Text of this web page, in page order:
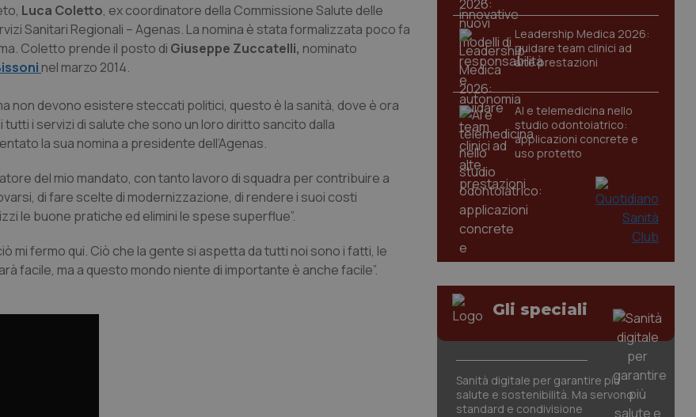
Luca Coletto, ex coordinatore della Commissione Salute delle
Sanitari Regionali – Agenas. La nomina è stata formalizzata poco fa
Coletto prende il posto di Giuseppe Zuccatelli, nominato
nel marzo 2014.
non devono esistere steccati politici, questo è la sanità, dove è ora
i servizi di salute che sono un loro diritto sancito dalla
la sua nomina a presidente dell’Agenas.
del mio mandato, con tanto lavoro di squadra per contribuire a
di fare scelte di modernizzazione, di rendere i suoi costi
le buone pratiche ed elimini le spese superflue”.
mi fermo qui. Ciò che la gente si aspetta da tutti noi sono i fatti, le
facile, ma a questo mondo niente di importante è anche facile”.
Leadership Medica 2026:
guidare team clinici ad
alte prestazioni
AI e telemedicina nello
studio odontoiatrico:
applicazioni concrete e
uso protetto
Gli speciali
Sanità digitale per garantire più
salute e sostenibilità. Ma servono
standard e condivisione